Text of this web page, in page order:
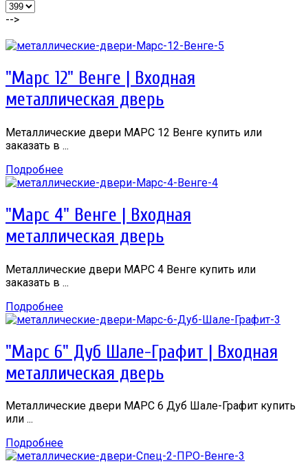
-->
"Марс 12" Венге | Входная
металлическая дверь
Металлические двери МАРС 12 Венге купить или
заказать в ...
Подробнее
"Марс 4" Венге | Входная
металлическая дверь
Металлические двери МАРС 4 Венге купить или
заказать в ...
Подробнее
"Марс 6" Дуб Шале-Графит | Входная
металлическая дверь
Металлические двери МАРС 6 Дуб Шале-Графит купить
или ...
Подробнее